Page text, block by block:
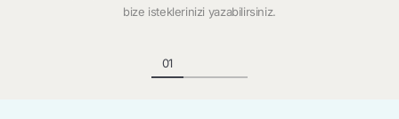
bize isteklerinizi yazabilirsiniz.